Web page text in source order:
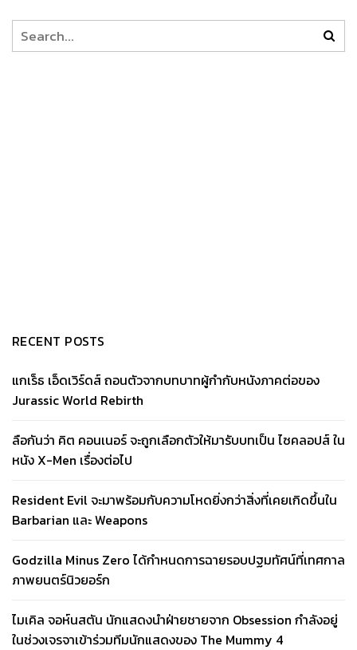
RECENT POSTS
แกเร็ธ เอ็ดเวิร์ดส์ ถอนตัวจากบทบาทผู้กำกับหนังภาคต่อของ
Jurassic World Rebirth
ลือกันว่า คิต คอนเนอร์ จะถูกเลือกตัวให้มารับบทเป็น ไซคลอปส์ ใน
หนัง X-Men เรื่องต่อไป
Resident Evil จะมาพร้อมกับความโหดยิ่งกว่าสิ่งที่เคยเกิดขึ้นใน
Barbarian และ Weapons
Godzilla Minus Zero ได้กำหนดการฉายรอบปฐมทัศน์ที่เทศกาล
ภาพยนตร์นิวยอร์ก
ไมเคิล จอห์นสตัน นักแสดงนำฝ่ายชายจาก Obsession กำลังอยู่
ในช่วงเจรจาเข้าร่วมทีมนักแสดงของ The Mummy 4